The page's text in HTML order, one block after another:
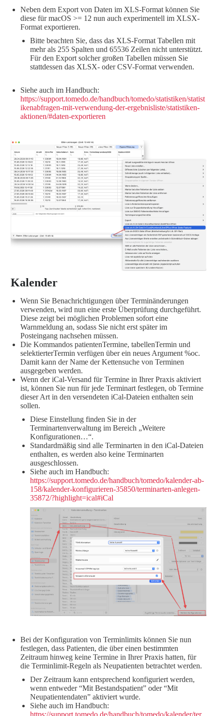
Neben dem Export von Daten im XLS-Format können Sie
diese für macOS >= 12 nun auch experimentell im XLSX-
Format exportieren.
Bitte beachten Sie, dass das XLS-Format Tabellen mit
mehr als 255 Spalten und 65536 Zeilen nicht unterstützt.
Für den Export solcher großen Tabellen müssen Sie
stattdessen das XLSX- oder CSV-Format verwenden.
Siehe auch im Handbuch:
https://support.tomedo.de/handbuch/tomedo/statistiken/statist
ikenabfragen-mit-verwendung-der-ergebnisliste/statistiken-
aktionen/#daten-exportieren
Kalender
Wenn Sie Benachrichtigungen über Terminänderungen
verwenden, wird nun eine erste Überprüfung durchgeführt.
Diese zeigt bei möglichen Problemen sofort eine
Warnmeldung an, sodass Sie nicht erst später im
Posteingang nachsehen müssen.
Die Kommandos patientenTermine, tabellenTermin und
selektierterTermin verfügen über ein neues Argument %oc.
Damit kann der Name der Kettensuche von Terminen
ausgegeben werden.
Wenn der iCal-Versand für Termine in Ihrer Praxis aktiviert
ist, können Sie nun für jede Terminart festlegen, ob Termine
dieser Art in den versendeten iCal-Dateien enthalten sein
sollen.
Diese Einstellung finden Sie in der
Terminartenverwaltung im Bereich „Weitere
Konfigurationen…“.
Standardmäßig sind alle Terminarten in den iCal-Dateien
enthalten, es werden also keine Terminarten
ausgeschlossen.
Siehe auch im Handbuch:
https://support.tomedo.de/handbuch/tomedo/kalender-ab-
158/kalender-konfigurieren-35850/terminarten-anlegen-
35872/?highlight=ical#iCal
Bei der Konfiguration von Terminlimits können Sie nun
festlegen, dass Patienten, die über einen bestimmten
Zeitraum hinweg keine Termine in Ihrer Praxis hatten, für
die Terminlimit-Regeln als Neupatienten betrachtet werden.
Der Zeitraum kann entsprechend konfiguriert werden,
wenn entweder “Mit Bestandspatient” oder “Mit
Neupatientendaten” aktiviert wurde.
Siehe auch im Handbuch:
https://support.tomedo.de/handbuch/tomedo/kalender/ter